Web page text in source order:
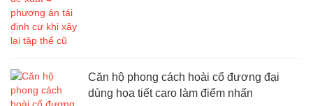
Căn hộ phong cách hoài cổ đương đại
dùng họa tiết caro làm điểm nhấn